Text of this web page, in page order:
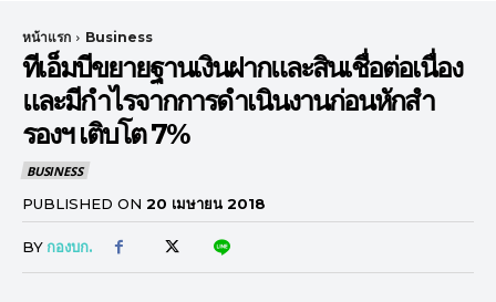
หน้าแรก Business
ทีเอ็มบีขยายฐานเงินฝากและสินเชื่อต่อเนื่อง
และมีกำไรจากการดำเนินงานก่อนหักสำ
รองฯ เติบโต 7%
BUSINESS
PUBLISHED ON 20 เมษายน 2018
BY กองบก.